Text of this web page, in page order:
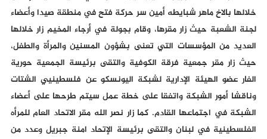
خلالها بالاخ ماهر شبايطه أمين سر حركة فتح في منطقة صيدا وأعضاء
لجنة الشعبة حيث زار مقرها، وقام بجولة في أرجاء المخيم زار خلالها
العديد من المؤسسات التي تعنى بشؤون المسنين والمرأة والطفل،
حيث زار مقر جمعية فرقة الكوفية والتقى برئيسة الجمعية حورية
الفار عضو الهيئة الإدارية لشبكة اليونسكو عن فلسطينيي الشتات
وناقشا أمور الشبكة واتفقا على خطة عمل سيتم طرحها على أعضاء
الشبكة في اجتماعها القادم. كما زار نصر الله مقر الاتحاد العام للمرأه
الفلسطينية في لبنان والتقى برئيسة الإتحاد امنة جبريل وعدد من